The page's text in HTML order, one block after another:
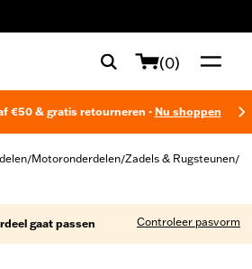
(0)
€50 & gratis retourneren - Nu shoppen
/Motoronderdelen/Zadels & Rugsteunen/
gaat passen Controleer pasvorm